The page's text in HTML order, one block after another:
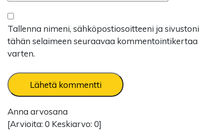
Tallenna nimeni, sähköpostiosoitteeni ja sivustoni
tähän selaimeen seuraavaa kommentointikertaa
varten.
Anna arvosana
[Arvioita:0 Keskiarvo:0]